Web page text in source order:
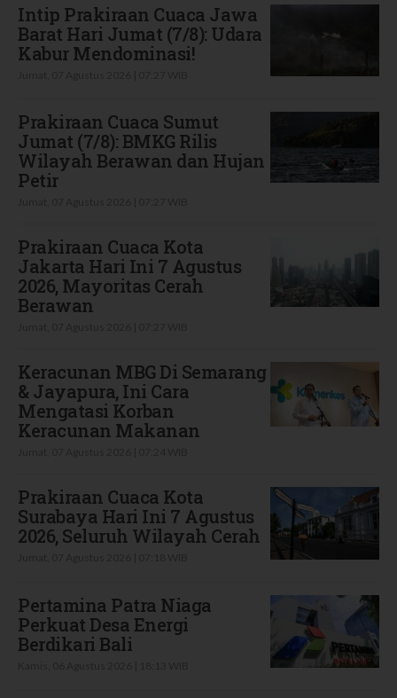
Intip Prakiraan Cuaca Jawa
Barat Hari Jumat (7/8): Udara
Kabur Mendominasi!
Prakiraan Cuaca Sumut
Jumat (7/8): BMKG Rilis
Wilayah Berawan dan Hujan
Petir
Prakiraan Cuaca Kota
Jakarta Hari Ini 7 Agustus
2026, Mayoritas Cerah
Berawan
Keracunan MBG Di Semarang
& Jayapura, Ini Cara
Mengatasi Korban
Keracunan Makanan
Prakiraan Cuaca Kota
Surabaya Hari Ini 7 Agustus
2026, Seluruh Wilayah Cerah
Pertamina Patra Niaga
Perkuat Desa Energi
Berdikari Bali